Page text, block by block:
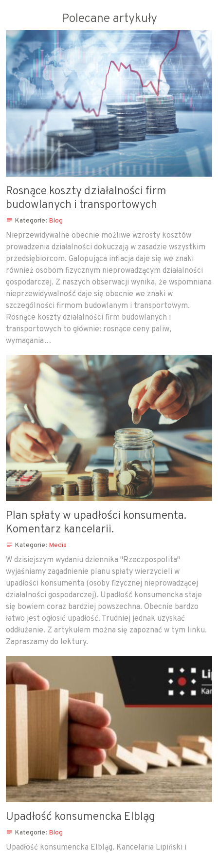
Polecane artykuły
Rosnące koszty działalności firm
budowlanych i transportowych
Kategorie: Blog
Nieprzewidywalne obecnie możliwe wzrosty kosztów
prowadzenia działalności dokuczają w zasadzie wszystkim
przedsiębiorcom. Galopująca inflacja daje się we znaki
również osobom fizycznym nieprowadzącym działalności
gospodarczej. Z naszych obserwacji wynika, że wspomniana
nieprzewidywalność daje się obecnie we znaki w
szczególności firmom budowlanym i transportowym.
Rosnące koszty działalności firm budowlanych i
transportowych to głównie: rosnące ceny paliw,
wymagania…
Plan spłaty w upadłości konsumenta.
Komentarz kancelarii.
Kategorie: Media
W dzisiejszym wydaniu dziennika "Rzeczpospolita"
wyjaśniamy zagadnienie planu spłaty wierzycieli w
upadłości konsumenta (osoby fizycznej nieprowadzącej
działalności gospodarczej). Upadłość konsumencka staje
się bowiem coraz bardziej powszechna. Obecnie bardzo
łatwo jest ogłosić upadłość. Trudniej jednak uzyskać
oddłużenie. Z artykułem można się zapoznać w tym linku.
Zapraszamy do lektury.
Upadłość konsumencka Elbląg
Kategorie: Blog
Upadłość konsumencka Elbląg. Kancelaria Lipiński i